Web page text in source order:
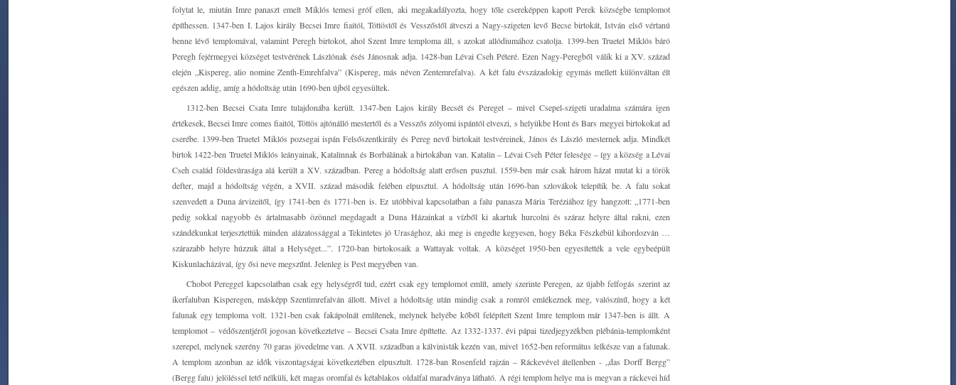
folytat le, miután Imre panaszt emelt Miklós temesi gróf ellen, aki megakadályozta, hogy tőle csereképpen kapott Perek községbe templomot
építhessen. 1347-ben I. Lajos király Becsei Imre fiaitól, Töttöstől és Vesszőstől átveszi a Nagy-szigeten levő Becse birtokát, István első vértanú
benne lévő templomával, valamint Peregh birtokot, ahol Szent Imre temploma áll, s azokat allódiumához csatolja. 1399-ben Truetel Miklós báró
Peregh fejérmegyei községet testvérének Lászlónak ésés Jánosnak adja. 1428-ban Lévai Cseh Péteré. Ezen Nagy-Peregből válik ki a XV. század
elején „Kispereg, alio nomine Zenth-Emrehfalva” (Kispereg, más néven Zentemrefalva). A két falu évszázadokig egymás mellett különváltan élt
egészen addig, amíg a hódoltság után 1690-ben újból egyesültek.
1312-ben Becsei Csata Imre tulajdonába került. 1347-ben Lajos király Becsét és Pereget – mivel Csepel-szigeti uradalma számára igen
értékesek, Becsei Imre comes fiaitól, Töttös ajtónálló mestertől és a Vesszős zólyomi ispántól elveszi, s helyükbe Hont és Bars megyei birtokokat ad
cserébe. 1399-ben Truetel Miklós pozsegai ispán Felsőszentkirály és Pereg nevű birtokait testvéreinek, János és László mesternek adja. Mindkét
birtok 1422-ben Truetel Miklós leányainak, Katalinnak és Borbálának a birtokában van. Katalin – Lévai Cseh Péter felesége – így a község a Lévai
Cseh család földesúrasága alá került a XV. században. Pereg a hódoltság alatt erősen pusztul. 1559-ben már csak három házat mutat ki a török
defter, majd a hódoltság végén, a XVII. század második felében elpusztul. A hódoltság után 1696-ban szlovákok telepítik be. A falu sokat
szenvedett a Duna árvizeitől, így 1741-ben és 1771-ben is. Ez utóbbival kapcsolatban a falu panasza Mária Teréziához így hangzott: „1771-ben
pedig sokkal nagyobb és ártalmasabb özönnel megdagadt a Duna Házainkat a vízből ki akartuk hurcolni és száraz helyre által rakni, ezen
szándékunkat terjesztettük minden alázatossággal a Tekintetes jó Urasághoz, aki meg is engedte kegyesen, hogy Béka Fészkébül kihordozván …
szárazabb helyre húzzuk által a Helységet...”. 1720-ban birtokosaik a Wattayak voltak. A községet 1950-ben egyesítették a vele egybeépült
Kiskunlacházával, így ősi neve megszűnt. Jelenleg is Pest megyében van.
Chobot Pereggel kapcsolatban csak egy helységről tud, ezért csak egy templomot említ, amely szerinte Peregen, az újabb felfogás szerint az
ikerfaluban Kisperegen, másképp Szentimrefalván állott. Mivel a hódoltság után mindig csak a romról emlékeznek meg, valószínű, hogy a két
falunak egy temploma volt. 1321-ben csak fakápolnát említenek, melynek helyébe kőből felépített Szent Imre templom már 1347-ben is állt. A
templomot – védőszentjéről jogosan következtetve – Becsei Csata Imre építtette. Az 1332-1337. évi pápai tizedjegyzékben plébánia-templomként
szerepel, melynek szerény 70 garas jövedelme van. A XVII. században a kálvinisták kezén van, mivel 1652-ben református lelkésze van a falunak.
A templom azonban az idők viszontagságai következtében elpusztult. 1728-ban Rosenfeld rajzán – Ráckevével átellenben - „das Dorff Bergg”
(Bergg falu) jelöléssel tető nélküli, két magas oromfal és kétablakos oldalfal maradványa látható. A régi templom helye ma is megvan a ráckevei híd